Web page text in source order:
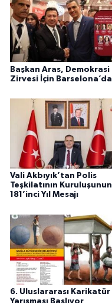
Başkan Aras, Demokrasi
Zirvesi İçin Barselona’da
Vali Akbıyık’tan Polis
Teşkilatının Kuruluşunun
181’inci Yıl Mesajı
6. Uluslararası Karikatür
Yarışması Başlıyor